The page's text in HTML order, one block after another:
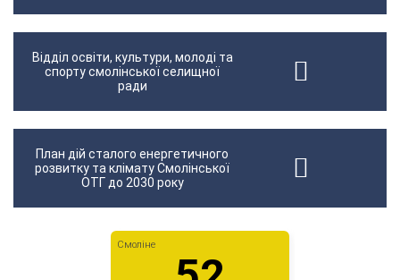
Відділ освіти, культури, молоді та
спорту смолінської селищної
ради
План дій сталого енергетичного
розвитку та клімату Смолінської
ОТГ до 2030 року